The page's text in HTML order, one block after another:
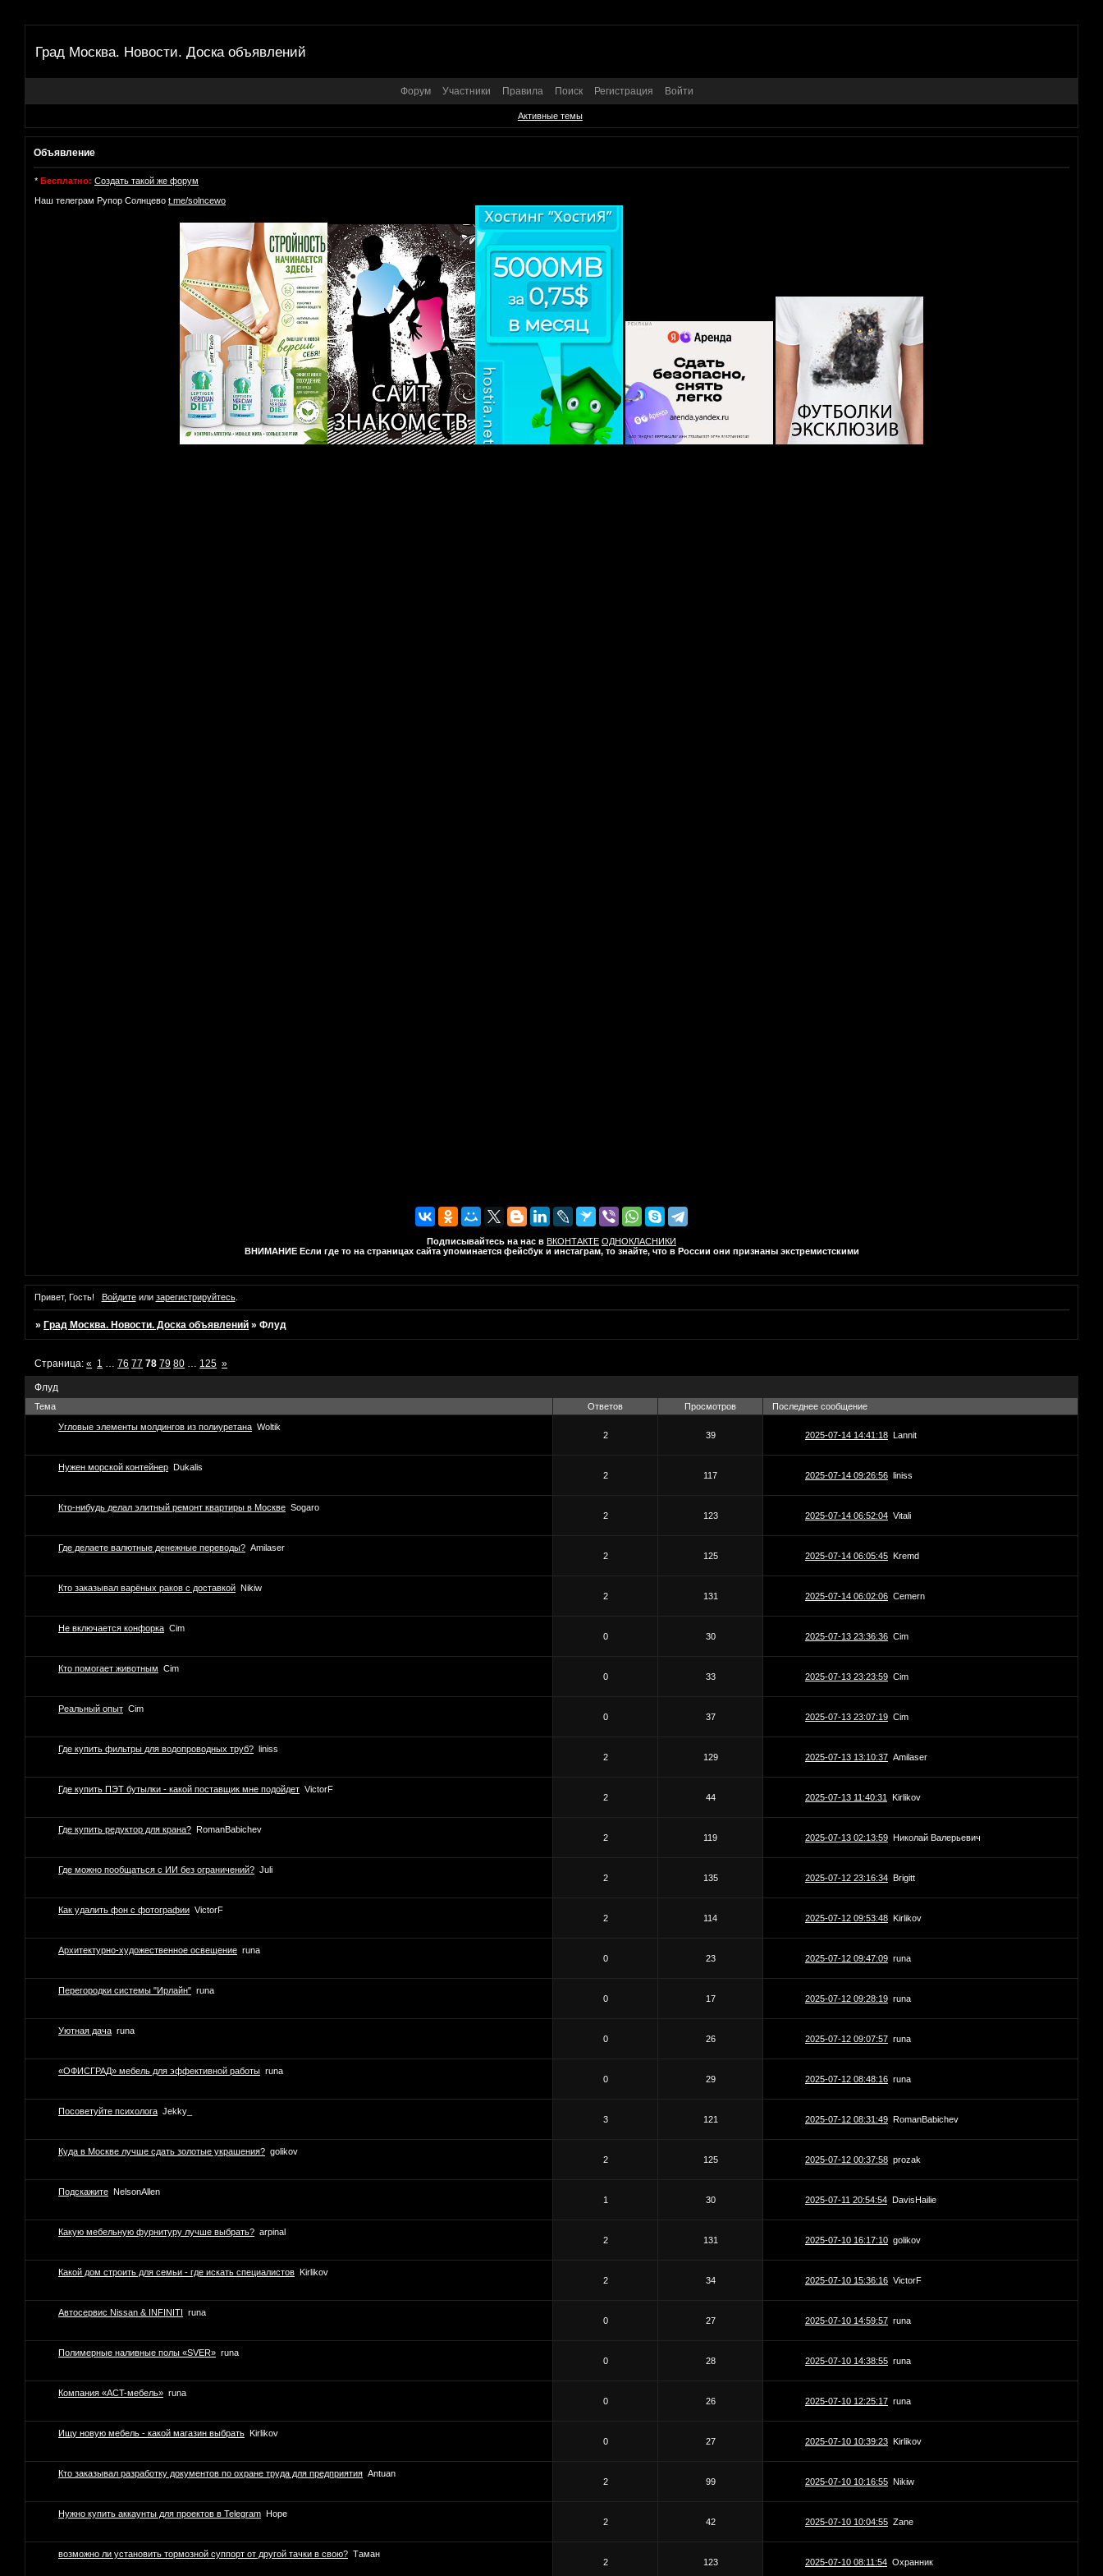
Град Москва. Новости. Доска объявлений
Форум Участники Правила Поиск Регистрация Войти
Активные темы
Объявление
* Бесплатно: Создать такой же форум
Наш телеграм Рупор Солнцево t.me/solncewo
Подписывайтесь на нас в ВКОНТАКТЕ ОДНОКЛАСНИКИ
ВНИМАНИЕ Если где то на страницах сайта упоминается фейсбук и инстаграм, то знайте, что в России они признаны экстремистскими
Привет, Гость! Войдитеили зарегистрируйтесь.
» Град Москва. Новости. Доска объявлений »Флуд
Флуд
Страница:« 1 76 77 78 79 80 125 »
Тема Ответов Просмотров Последнее сообщение
Угловые элементы молдингов из полиуретана Woltik
2
39 2025-07-14 14:41:18 Lannit
Нужен морской контейнер Dukalis
2
117 2025-07-14 09:26:56 liniss
Кто-нибудь делал элитный ремонт квартиры в Москве Sogaro
2
123 2025-07-14 06:52:04 Vitali
Где делаете валютные денежные переводы? Amilaser
2
125 2025-07-14 06:05:45 Kremd
Кто заказывал варёных раков с доставкой Nikiw
2
131 2025-07-14 06:02:06 Cemern
Не включается конфорка Cim
0
30 2025-07-13 23:36:36 Cim
Кто помогает животным Cim
0
33 2025-07-13 23:23:59 Cim
Реальный опыт Cim
0
37 2025-07-13 23:07:19 Cim
Где купить фильтры для водопроводных труб? liniss
2
129 2025-07-13 13:10:37 Amilaser
Где купить ПЭТ бутылки - какой поставщик мне подойдет VictorF
2
44 2025-07-13 11:40:31 Kirlikov
Где купить редуктор для крана? RomanBabichev
2
119 2025-07-13 02:13:59 Николай Валерьевич
Где можно пообщаться с ИИ без ограничений? Juli
2
135 2025-07-12 23:16:34 Brigitt
Как удалить фон с фотографии VictorF
2
114 2025-07-12 09:53:48 Kirlikov
Архитектурно-художественное освещение runa
0
23 2025-07-12 09:47:09 runa
Перегородки системы "Ирлайн" runa
0
17 2025-07-12 09:28:19 runa
Уютная дача runa
0
26 2025-07-12 09:07:57 runa
«ОФИСГРАД» мебель для эффективной работы runa
0
29 2025-07-12 08:48:16 runa
Посоветуйте психолога Jekky_
3
121 2025-07-12 08:31:49 RomanBabichev
Куда в Москве лучше сдать золотые украшения? golikov
2
125 2025-07-12 00:37:58 prozak
Подскажите NelsonAllen
1
30 2025-07-11 20:54:54 DavisHailie
Какую мебельную фурнитуру лучше выбрать? arpinal
2
131 2025-07-10 16:17:10 golikov
Какой дом строить для семьи - где искать специалистов Kirlikov
2
34 2025-07-10 15:36:16 VictorF
Автосервис Nissan & INFINITI runa
0
27 2025-07-10 14:59:57 runa
Полимерные наливные полы «SVER» runa
0
28 2025-07-10 14:38:55 runa
Компaния «AСT-мeбeль» runa
0
26 2025-07-10 12:25:17 runa
Ищу новую мебель - какой магазин выбрать Kirlikov
0
27 2025-07-10 10:39:23 Kirlikov
Кто заказывал разработку документов по охране труда для предприятия Antuan
2
99 2025-07-10 10:16:55 Nikiw
Нужно купить аккаунты для проектов в Telegram Hope
2
42 2025-07-10 10:04:55 Zane
возможно ли установить тормозной суппорт от другой тачки в свою? Таман
2
123 2025-07-10 08:11:54 Охранник